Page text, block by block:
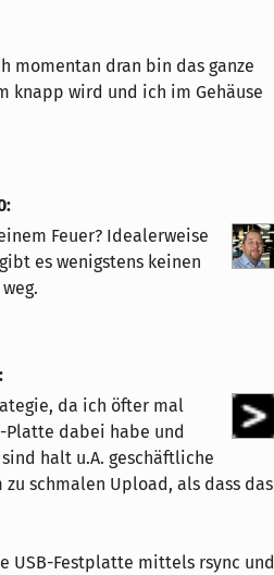
momentan dran bin das ganze
knapp wird und ich im Gehäuse
:
Feuer? Idealerweise
es wenigstens keinen
:
da ich öfter mal
dabei habe und
halt u.A. geschäftliche
schmalen Upload, als dass das
USB-Festplatte mittels rsync und